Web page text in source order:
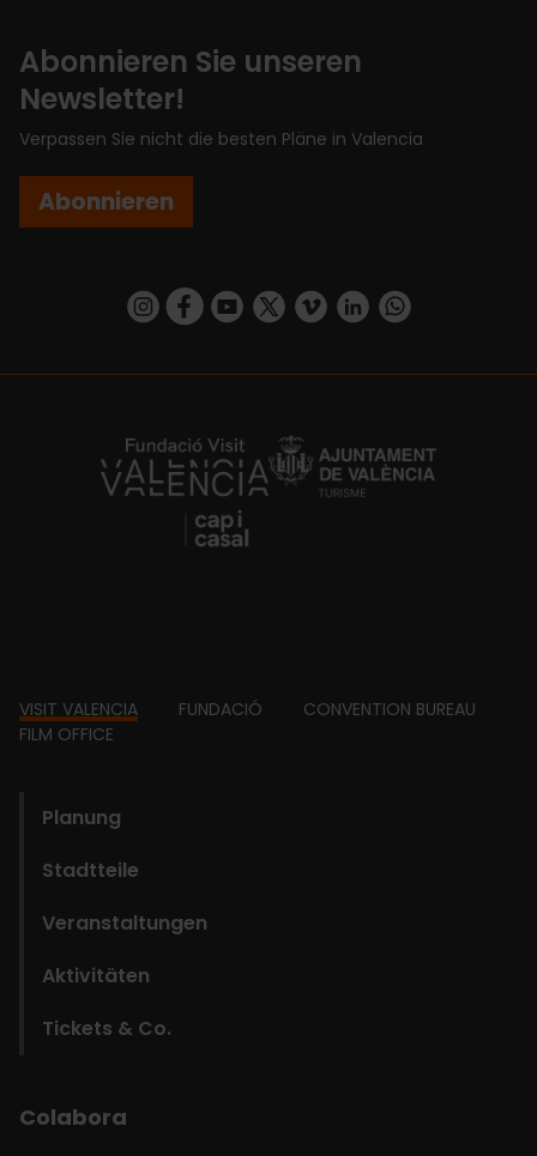
Abonnieren Sie unseren
Newsletter!
Verpassen Sie nicht die besten Pläne in Valencia
Abonnieren
https://www.instagram.com/visit_valencia/
https://www.facebook.com/
https://www.youtube.com/user/
https://twitter.com/_VivaValencia
https://vimeo.com/
https://www.linkedin.com/company/turismo-valencia/https://api.whatsapp.com/send/
https://fundacion.visitvalencia.com/
Footer
VISIT VALENCIA FUNDACIÓ
CONVENTION BUREAU
FILM OFFICE
Planung
Stadtteile
Veranstaltungen
Aktivitäten
Tickets & Co.
Colabora